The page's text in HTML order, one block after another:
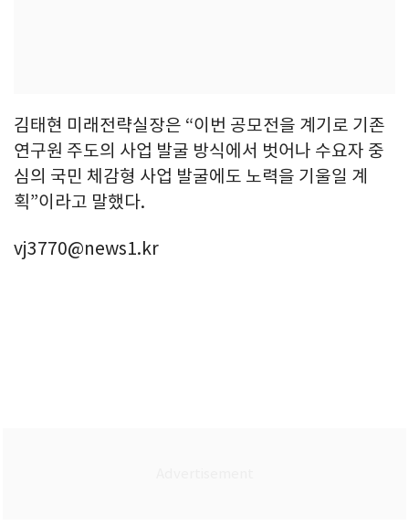
김태현 미래전략실장은 “이번 공모전을 계기로 기존
연구원 주도의 사업 발굴 방식에서 벗어나 수요자 중
심의 국민 체감형 사업 발굴에도 노력을 기울일 계
획”이라고 말했다.
vj3770@news1.kr